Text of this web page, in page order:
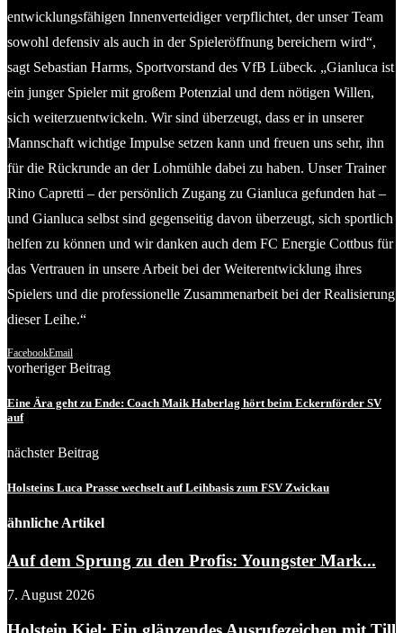
entwicklungsfähigen Innenverteidiger verpflichtet, der unser Team
sowohl defensiv als auch in der Spieleröffnung bereichern wird“,
sagt Sebastian Harms, Sportvorstand des VfB Lübeck. „Gianluca ist
ein junger Spieler mit großem Potenzial und dem nötigen Willen,
sich weiterzuentwickeln. Wir sind überzeugt, dass er in unserer
Mannschaft wichtige Impulse setzen kann und freuen uns sehr, ihn
für die Rückrunde an der Lohmühle dabei zu haben. Unser Trainer
Rino Capretti – der persönlich Zugang zu Gianluca gefunden hat –
und Gianluca selbst sind gegenseitig davon überzeugt, sich sportlich
helfen zu können und wir danken auch dem FC Energie Cottbus für
das Vertrauen in unsere Arbeit bei der Weiterentwicklung ihres
Spielers und die professionelle Zusammenarbeit bei der Realisierung
dieser Leihe.“
FacebookEmail
vorheriger Beitrag
Eine Ära geht zu Ende: Coach Maik Haberlag hört beim Eckernförder SV
auf
nächster Beitrag
Holsteins Luca Prasse wechselt auf Leihbasis zum FSV Zwickau
ähnliche Artikel
Auf dem Sprung zu den Profis: Youngster Mark...
7. August 2026